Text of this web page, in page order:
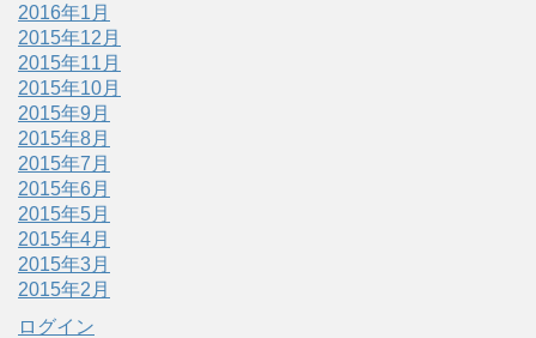
2016年1月
2015年12月
2015年11月
2015年10月
2015年9月
2015年8月
2015年7月
2015年6月
2015年5月
2015年4月
2015年3月
2015年2月
ログイン